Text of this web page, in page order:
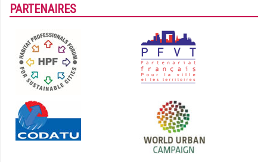
PARTENAIRES